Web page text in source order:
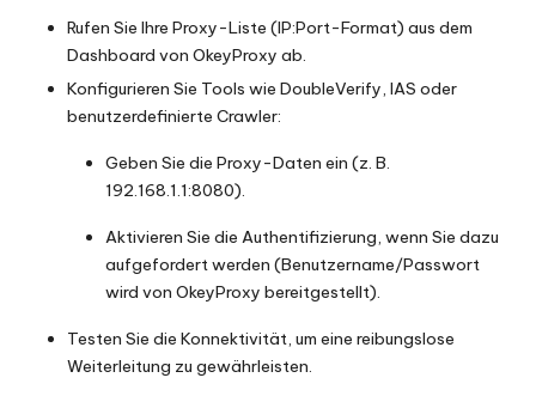
Rufen Sie Ihre Proxy-Liste (IP:Port-Format) aus dem
Dashboard von OkeyProxy ab.
Konfigurieren Sie Tools wie DoubleVerify, IAS oder
benutzerdefinierte Crawler:
Geben Sie die Proxy-Daten ein (z. B.
192.168.1.1:8080).
Aktivieren Sie die Authentifizierung, wenn Sie dazu
aufgefordert werden (Benutzername/Passwort
wird von OkeyProxy bereitgestellt).
Testen Sie die Konnektivität, um eine reibungslose
Weiterleitung zu gewährleisten.